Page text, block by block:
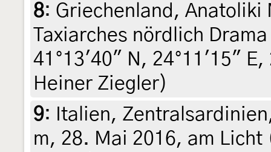
8: Griechenland, Anatoliki
Taxiarches nördlich
41°13'40" N, 24°11'15"
Heiner Ziegler)
9:
Italien,
m, 28. Mai 2016, am